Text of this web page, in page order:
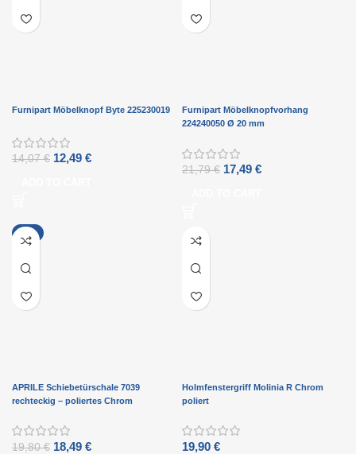
Furnipart Möbelknopf Byte 225230019
14,07€ 12,49 €
Furnipart Möbelknopfvorhang
224240050 Ø 20 mm
21,79€ 17,49 €
-7%
APRILE Schiebetürschale 7039
rechteckig – poliertes Chrom
19,80€ 18,49 €
Holmfenstergriff Molinia R Chrom
poliert
19,90 €